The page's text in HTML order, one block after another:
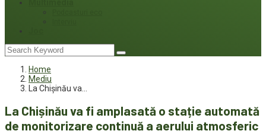
Home
Mediu
La Chișinău va…
La Chișinău va fi amplasată o stație automată
de monitorizare continuă a aerului atmosferic